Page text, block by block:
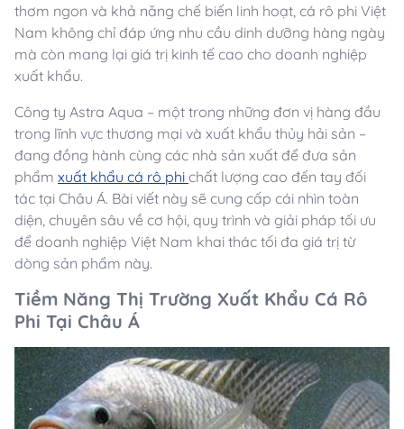
thơm ngon và khả năng chế biến linh hoạt, cá rô phi Việt
Nam không chỉ đáp ứng nhu cầu dinh dưỡng hàng ngày
mà còn mang lại giá trị kinh tế cao cho doanh nghiệp
xuất khẩu.
Công ty Astra Aqua – một trong những đơn vị hàng đầu
trong lĩnh vực thương mại và xuất khẩu thủy hải sản –
đang đồng hành cùng các nhà sản xuất để đưa sản
phẩm xuất khẩu cá rô phi chất lượng cao đến tay đối
tác tại Châu Á. Bài viết này sẽ cung cấp cái nhìn toàn
diện, chuyên sâu về cơ hội, quy trình và giải pháp tối ưu
để doanh nghiệp Việt Nam khai thác tối đa giá trị từ
dòng sản phẩm này.
Tiềm Năng Thị Trường Xuất Khẩu Cá Rô
Phi Tại Châu Á